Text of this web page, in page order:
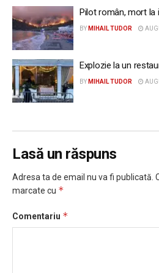
Pilot român, mort la
BY MIHAIL TUDOR
Explozie la un
BY MIHAIL TUDOR
Lasă un răspuns
Adresa ta de email nu va fi publicată.
marcate cu *
Comentariu *